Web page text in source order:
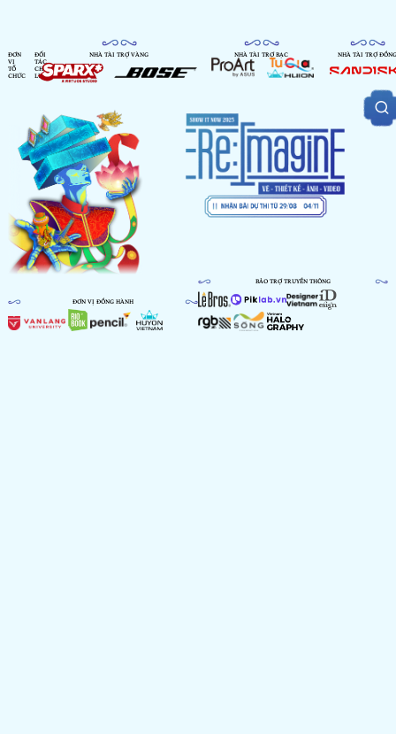
ĐƠN
VỊ
TỔ
CHỨC
ĐỐI
TÁC
CHIẾN
LƯỢC
NHÀ TÀI TRỢ VÀNG NHÀ TÀI TRỢ BẠC NHÀ TÀI TRỢ ĐỒNG
ĐƠN VỊ ĐỒNG HÀNH
BẢO TRỢ TRUYỀN THÔNG